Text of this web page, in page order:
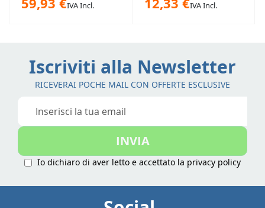
IVA Incl. IVA Incl.
Iscriviti alla Newsletter
RICEVERAI POCHE MAIL CON OFFERTE ESCLUSIVE
Iscriviti
nostra
INVIA
Io dichiaro di aver letto e accettato la privacy policy